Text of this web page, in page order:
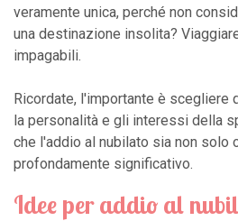
veramente unica, perché non
una destinazione insolita?
impagabili.
Ricordate, l'importante è scegliere
la personalità e gli interessi della
che l'addio al nubilato sia non solo
profondamente significativo.
Idee per addio al